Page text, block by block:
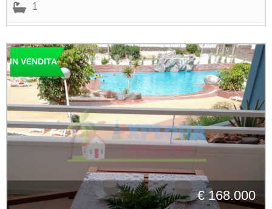
1
IN VENDITA
€ 168.000